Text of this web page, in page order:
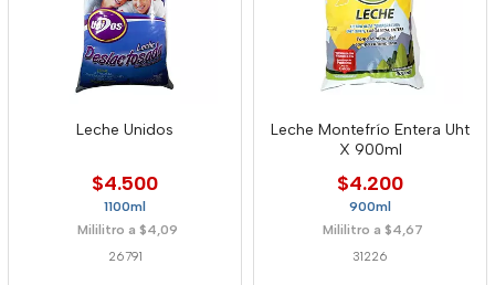
Leche Unidos
$4.500
1100ml
Mililitro a $4,09
26791
Leche Montefrío Entera Uht
X 900ml
$4.200
900ml
Mililitro a $4,67
31226